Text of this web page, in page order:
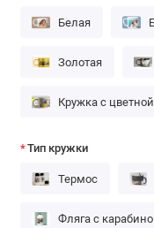
Белая
Золотая
Кружка с
Тип кружки
Термос
Фляга с